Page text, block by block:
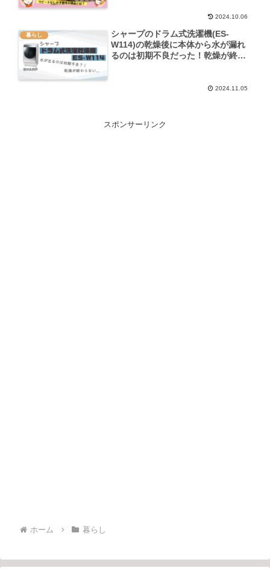
2024.10.06
暮らし
シャープのドラム式洗濯機(ES-
W114)の乾燥後に本体から水が漏れ
るのは初期不良だった！乾燥が終わ
2024.11.05
スポンサーリンク
ホーム 暮らし